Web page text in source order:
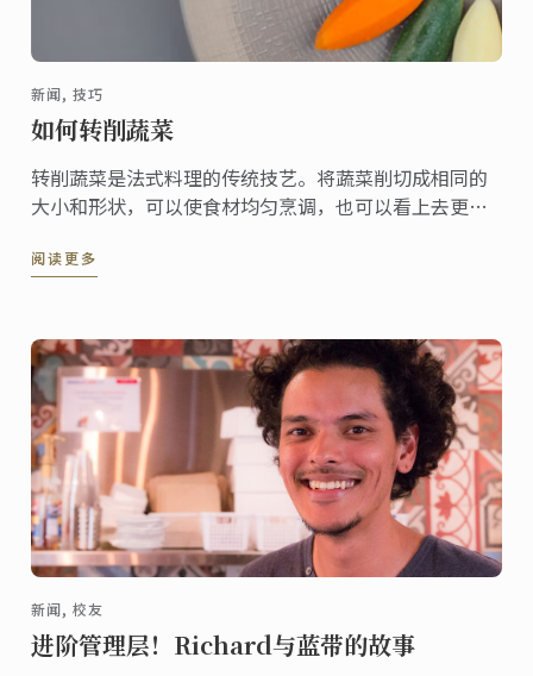
新闻, 技巧
如何转削蔬菜
转削蔬菜是法式料理的传统技艺。将蔬菜削切成相同的
大小和形状，可以使食材均匀烹调，也可以看上去更赏
阅读更多
新闻, 校友
进阶管理层！Richard与蓝带的故事